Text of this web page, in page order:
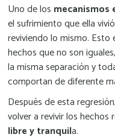
Uno de los mecanismos
el sufrimiento que ella
reviviendo lo mismo.
hechos que no son
la misma separación y
comportan de diferente
Después de esta
volver a revivir los
libre y tranquila.